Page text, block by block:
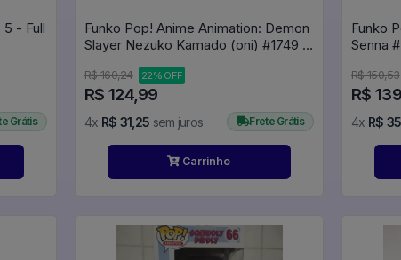
5 - Full
Grátis
Funko Pop! Anime Animation: Demon
Slayer Nezuko Kamado (oni) #1749 -
#1749
R$ 160,24 22% OFF
R$ 124,99
4x R$ 31,25 sem juros Frete Grátis
Carrinho
Funko
Senna
R$ 150,53
R$
4x R$